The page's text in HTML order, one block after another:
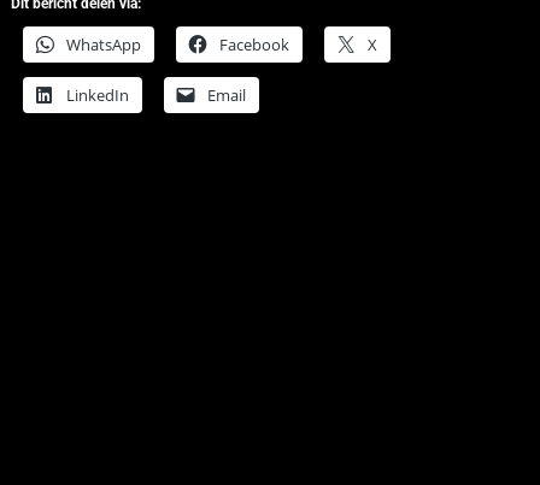
WhatsApp Facebook X
LinkedIn Email